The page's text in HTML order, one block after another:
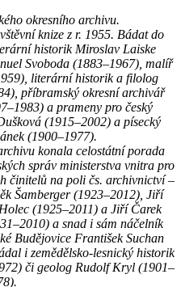
okresního archivu.
knize z r. 1955. Bádat do
historik Miroslav Laiske
Svoboda (1883–1967), malíř
literární historik a filolog
příbramský okresní archivář
a prameny pro český
(1915–2002) a písecký
(1900–1977).
konala celostátní porada
správ ministerstva vnitra pro
činitelů na poli čs. archivnictví –
Šamberger (1923–2012), Jiří
(1925–2011) a Jiří Čarek
a snad i sám náčelník
Budějovice František Suchan
i zemědělsko-lesnický historik
či geolog Rudolf Kryl (1901–